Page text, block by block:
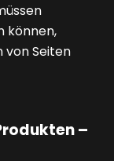
können,
von Seiten
–